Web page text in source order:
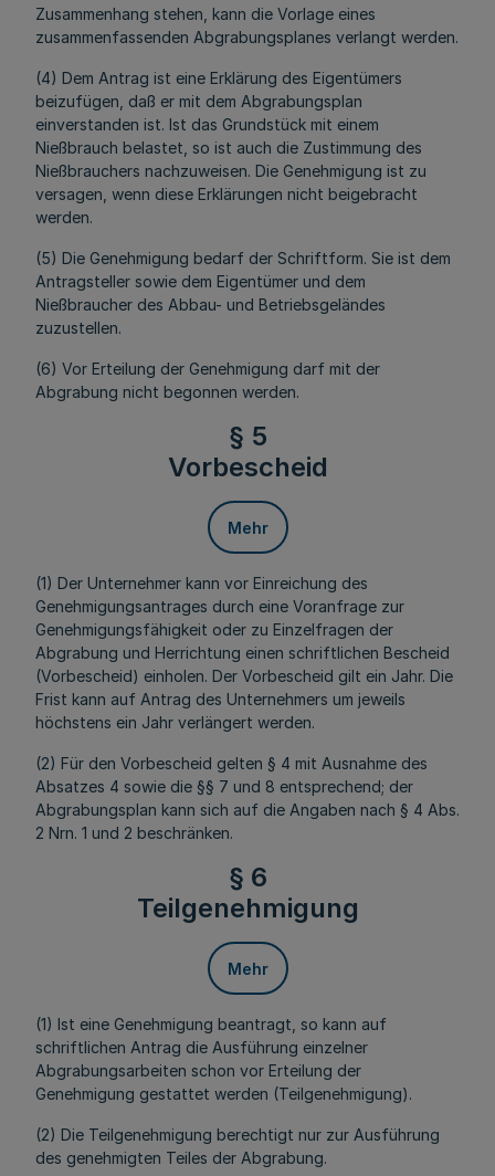
Zusammenhang stehen, kann die Vorlage eines
zusammenfassenden Abgrabungsplanes verlangt werden.
(4) Dem Antrag ist eine Erklärung des Eigentümers
beizufügen, daß er mit dem Abgrabungsplan
einverstanden ist. Ist das Grundstück mit einem
Nießbrauch belastet, so ist auch die Zustimmung des
Nießbrauchers nachzuweisen. Die Genehmigung ist zu
versagen, wenn diese Erklärungen nicht beigebracht
werden.
(5) Die Genehmigung bedarf der Schriftform. Sie ist dem
Antragsteller sowie dem Eigentümer und dem
Nießbraucher des Abbau- und Betriebsgeländes
zuzustellen.
(6) Vor Erteilung der Genehmigung darf mit der
Abgrabung nicht begonnen werden.
§ 5
Vorbescheid
Mehr
(1) Der Unternehmer kann vor Einreichung des
Genehmigungsantrages durch eine Voranfrage zur
Genehmigungsfähigkeit oder zu Einzelfragen der
Abgrabung und Herrichtung einen schriftlichen Bescheid
(Vorbescheid) einholen. Der Vorbescheid gilt ein Jahr. Die
Frist kann auf Antrag des Unternehmers um jeweils
höchstens ein Jahr verlängert werden.
(2) Für den Vorbescheid gelten § 4 mit Ausnahme des
Absatzes 4 sowie die §§ 7 und 8 entsprechend; der
Abgrabungsplan kann sich auf die Angaben nach § 4 Abs.
2 Nrn. 1 und 2 beschränken.
§ 6
Teilgenehmigung
Mehr
(1) Ist eine Genehmigung beantragt, so kann auf
schriftlichen Antrag die Ausführung einzelner
Abgrabungsarbeiten schon vor Erteilung der
Genehmigung gestattet werden (Teilgenehmigung).
(2) Die Teilgenehmigung berechtigt nur zur Ausführung
des genehmigten Teiles der Abgrabung.